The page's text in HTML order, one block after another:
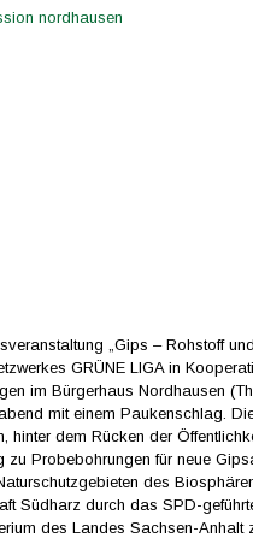
„Gips – Rohstoff
GRÜNE LIGA in
im Bürgerhaus Nordhausen
mit einem Paukenschlag.
hinter dem Rücken der
zu Probebohrungen für neue
des
Südharz durch das SPD-
des Landes Sachsen-Anhalt